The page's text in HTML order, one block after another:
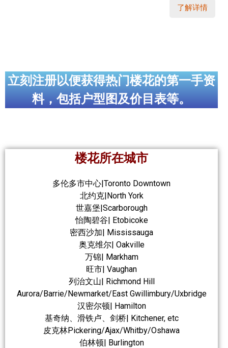
了解详情
立刻注册以便获得热门楼花的第一手资
料，包括户型图及价目表等。
楼花所在城市
多伦多市中心|Toronto Downtown
北约克|North York
世嘉堡|Scarborough
怡陶碧谷| Etobicoke
密西沙加| Mississauga
奥克维尔| Oakville
万锦| Markham
旺市| Vaughan
列治文山| Richmond Hill
Aurora/Barrie/Newmarket/East Gwillimbury/Uxbridge
汉密尔顿| Hamilton
基奇纳、滑铁卢、剑桥| Kitchener, etc
皮克林Pickering/Ajax/Whitby/Oshawa
伯林顿| Burlington